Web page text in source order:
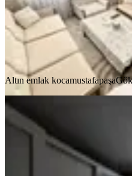
37.500 ₺
Altın emlak kocamustafapaşa
Altın emlak kocamustafapaşa
Fatih
Memura
Fatih, Seyyid
1+1· 70 m² ·